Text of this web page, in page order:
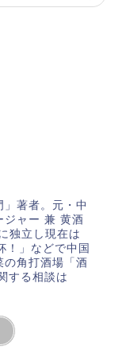
」著者。元・中
ジャー 兼 黄酒
独立し現在は
！」 などで中国
角打酒場「酒
する相談は